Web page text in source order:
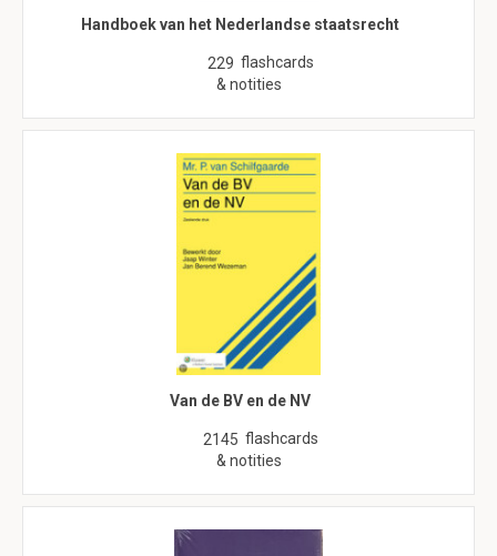
Handboek van het Nederlandse staatsrecht
229 flashcards
& notities
Van de BV en de NV
2145 flashcards
& notities